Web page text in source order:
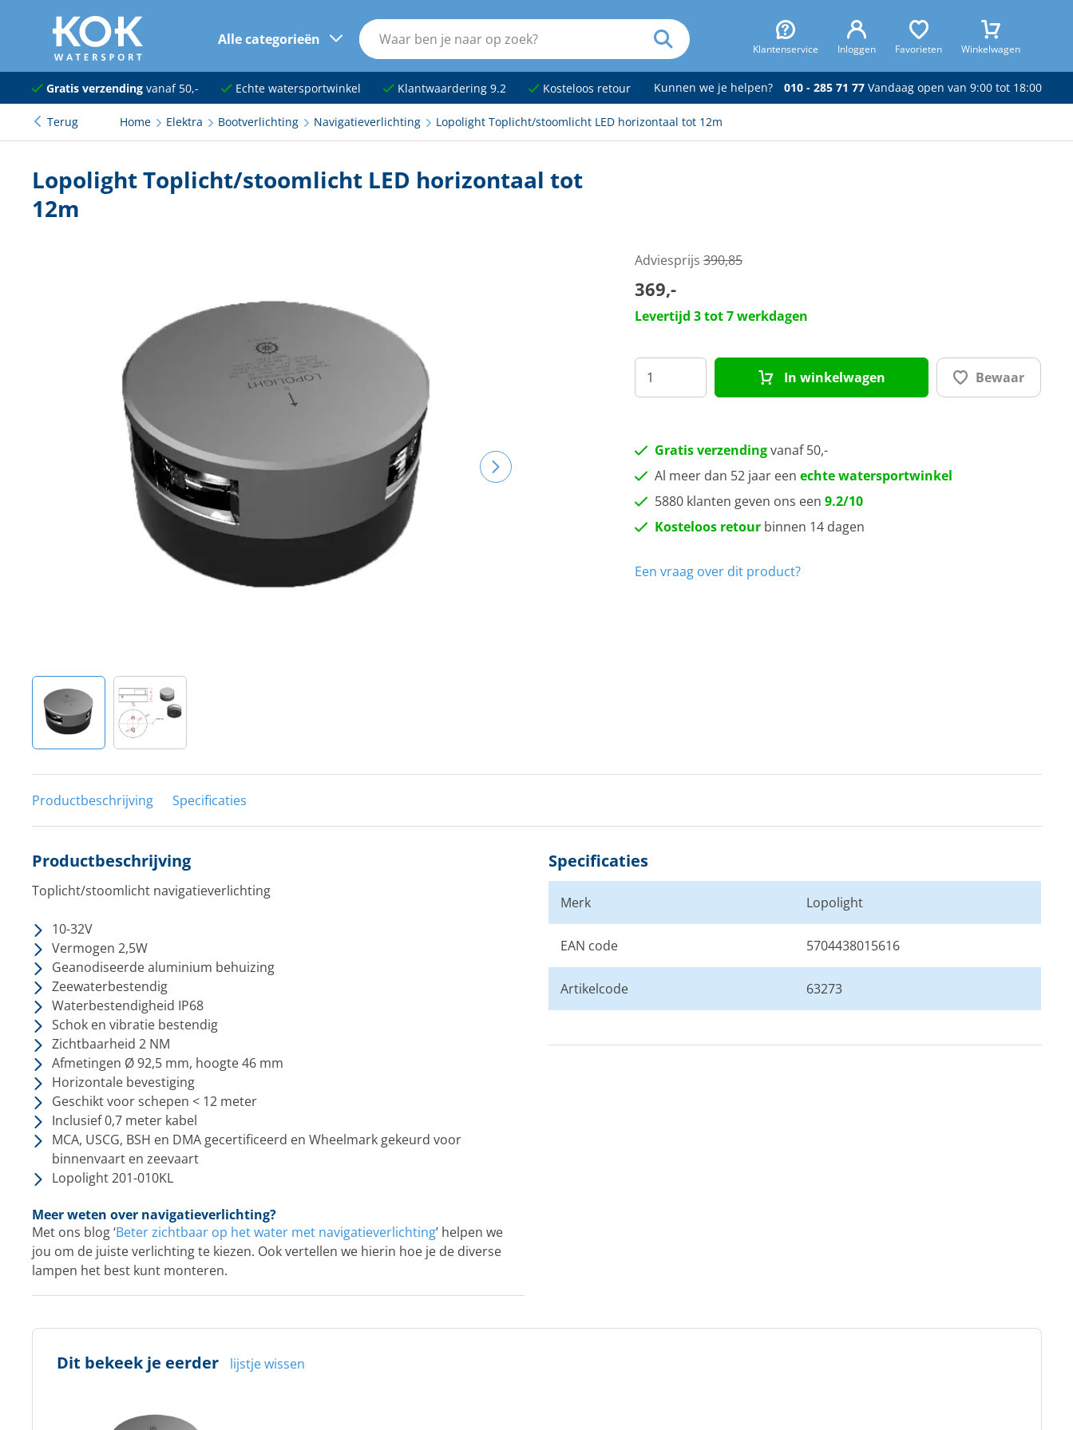
naar hoofdinhoud
Alle categorieën
Klantenservice Inloggen Favorieten Winkelwagen
Navigatie
Dekuitrusting
Onderhoud en verf
Kajuit en kombuis
Techniek en motor
Tuigage en dekbeslag
Veiligheid
Boten, toebehoren en fun
Meubels en lifestyle
Gratis verzendingvanaf 50,- Echte watersportwinkel Klantwaardering 9.2 Kosteloos retour Kunnen we je helpen? 010 - 285 71 77Vandaag open van 9:00 tot 18:00
Terug Home Elektra Bootverlichting Navigatieverlichting Lopolight Toplicht/stoomlicht LED horizontaal tot 12m
Lopolight Toplicht/stoomlicht LED horizontaal tot
12m
Adviesprijs390,85
369,-
Levertijd 3 tot 7 werkdagen
In winkelwagen Bewaar
Gratis verzendingvanaf 50,-
Al meer dan 52 jaar een echte watersportwinkel
5880 klanten geven ons een 9.2/10
Kosteloos retourbinnen 14 dagen
Een vraag over dit product?
Productbeschrijving Specificaties
Productbeschrijving
Toplicht/stoomlicht navigatieverlichting
10-32V
Vermogen 2,5W
Geanodiseerde aluminium behuizing
Zeewaterbestendig
Waterbestendigheid IP68
Schok en vibratie bestendig
Zichtbaarheid 2 NM
Afmetingen Ø 92,5 mm, hoogte 46 mm
Horizontale bevestiging
Geschikt voor schepen < 12 meter
Inclusief 0,7 meter kabel
MCA, USCG, BSH en DMA gecertificeerd en Wheelmark gekeurd voor
binnenvaart en zeevaart
Lopolight 201-010KL
Meer weten over navigatieverlichting?
Met ons blog ‘Beter zichtbaar op het water met navigatieverlichting’ helpen we
jou om de juiste verlichting te kiezen. Ook vertellen we hierin hoe je de diverse
lampen het best kunt monteren.
Specificaties
Merk Lopolight
EAN code 5704438015616
Artikelcode 63273
Dit bekeek je eerder lijstje wissen